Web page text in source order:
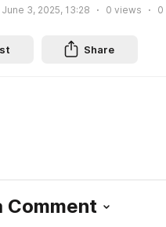
June 3, 2025, 13:28 0 views 0
Share
Comment